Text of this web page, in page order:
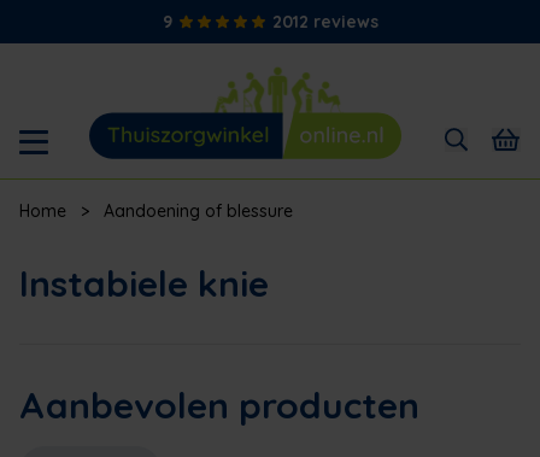
9 2012 reviews
Home > Aandoening of blessure
Instabiele knie
Aanbevolen producten